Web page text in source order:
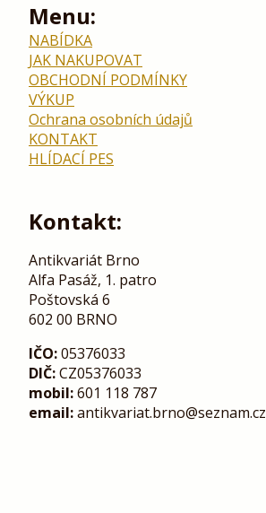
Menu:
NABÍDKA
JAK NAKUPOVAT
OBCHODNÍ PODMÍNKY
VÝKUP
Ochrana osobních údajů
KONTAKT
HLÍDACÍ PES
Kontakt:
Antikvariát Brno
Alfa Pasáž, 1. patro
Poštovská 6
602 00 BRNO
IČO:05376033
DIČ:CZ05376033
mobil:601 118 787
email:antikvariat.brno@seznam.cz